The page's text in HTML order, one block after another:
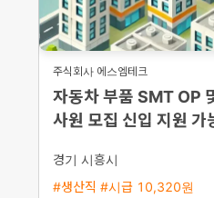
주식회사 에스엠테크
자동차 부품 SMT OP
사원 모집 신입 지원 가
경기 시흥시
#생산직 #시급 10,320원